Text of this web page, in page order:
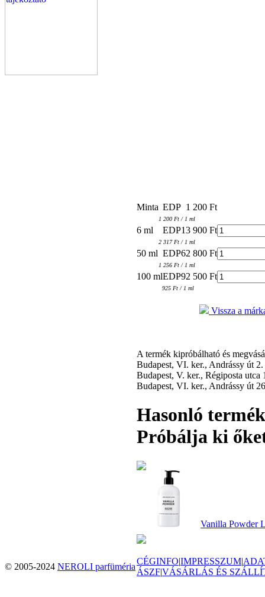
Minta EDP 1 200 Ft
1 200 Ft / 1 ml
6 ml EDP13 900 Ft
2 317 Ft / 1 ml
50 ml EDP62 800 Ft
1 256 Ft / 1 ml
100 mlEDP92 500 Ft
925 Ft / 1 ml
Vissza a
A termék kipróbálható és
Budapest, VI. ker., Andrássy út
Budapest, V. ker., Régiposta
Budapest, VI. ker., Andrássy út
Hasonló
Próbálja ki
Vanilla Powder
© 2005-2024 NEROLI parfüméria
CÉGINFO|IMPRESSZUM|
ÁSZF|VÁSÁRLÁS ÉS